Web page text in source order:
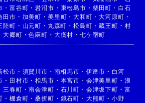
・富谷町 ・岩沼市 ・ 東松島市 ・ 柴田町 ・ 白石
田市 ・ 加美町 ・ 美里町 ・大和町 ・大河原町 ・
陸町 ・ 山元町 ・ 丸森町 ・松島町 ・蔵王町 ・ 村
大郷町 ・色麻町 ・ 大衡村 ・ 七ケ宿町
松市 ・ 須賀川市 ・ 南相馬市 ・ 伊達市 ・ 白河
・ 田村市 ・相馬市 ・ 本宮市 ・ 会津美里町 ・ 浪
三春町 ・南会津町 ・ 石川町 ・ 会津坂下町 ・ 富
・棚倉町 ・桑折町 ・ 鏡石町 ・ 大熊町 ・ 小野